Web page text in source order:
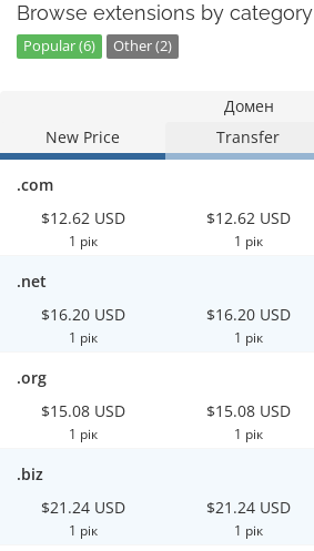
Browse extensions by category
Popular (6) Other (2)
Домен
New Price
Transfer
.com
$12.62 USD
1 рік
$12.62 USD
1 рік
.net
$16.20 USD
1 рік
$16.20 USD
1 рік
.org
$15.08 USD
1 рік
$15.08 USD
1 рік
.biz
$21.24 USD
1 рік
$21.24 USD
1 рік